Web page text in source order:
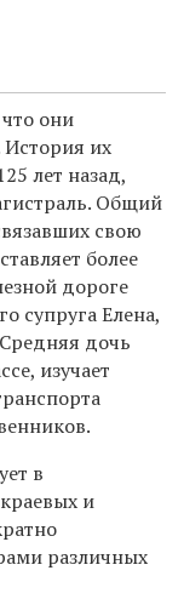
они
История их
лет назад,
Общий
свою
более
дороге
супруга Елена,
дочь
изучает
в
и
различных